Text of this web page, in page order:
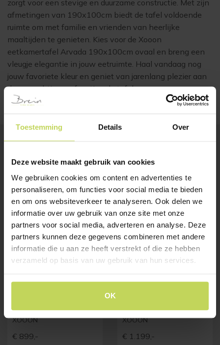
Toestemming Details Over
Deze website maakt gebruik van cookies
We gebruiken cookies om content en advertenties te
personaliseren, om functies voor social media te bieden
en om ons websiteverkeer te analyseren. Ook delen we
informatie over uw gebruik van onze site met onze
partners voor social media, adverteren en analyse. Deze
partners kunnen deze gegevens combineren met andere
informatie die u aan ze heeft verstrekt of die ze hebben
verzameld op basis van uw gebruik van hun services.
OK
zorgt voor een stevige en duurzame constructie. Met zijn
afmetingen van 190x100cm biedt de tafel voldoende
ruimte om met familie en vrienden van heerlijke
maaltijden te genieten. Kies voor de Xooon
eetkamertafel Arvada 190x100cm ovaal en breng een
vleugje elegantie in jouw eetruimte. Haal vandaag nog
jouw favoriete kleur en geniet van jarenlang plezier aan
deze prachtige en functionele tafel.
BESTSELLERS
Klanten bekeken ook
150x105cm eiken
XOOON
€ 899,-
200x105cm eiken
XOOON
€ 1.199,-